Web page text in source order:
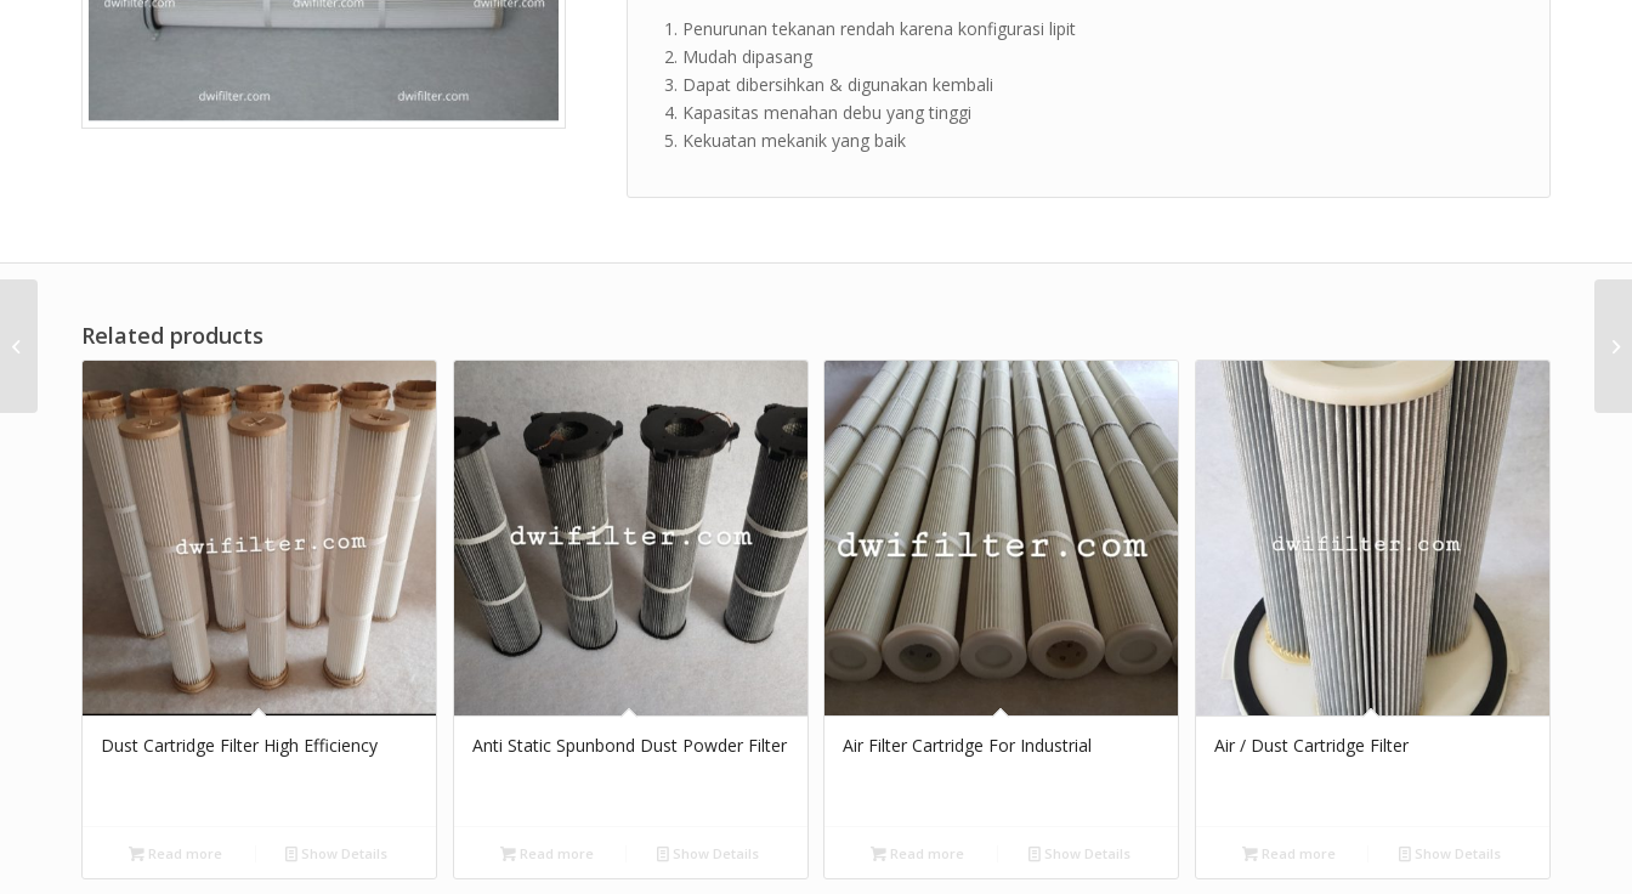
Penurunan tekanan rendah karena konfigurasi lipit
Mudah dipasang
Dapat dibersihkan & digunakan kembali
Kapasitas menahan debu yang tinggi
Kekuatan mekanik yang baik
Related products
Dust Cartridge Filter High Efficiency
Read more Show Details
Anti Static Spunbond Dust Powder Filter
Read more Show Details
Air Filter Cartridge For Industrial
Read more Show Details
Air / Dust Cartridge Filter
Read more Show Details
Turbin Gas Merek Dwi